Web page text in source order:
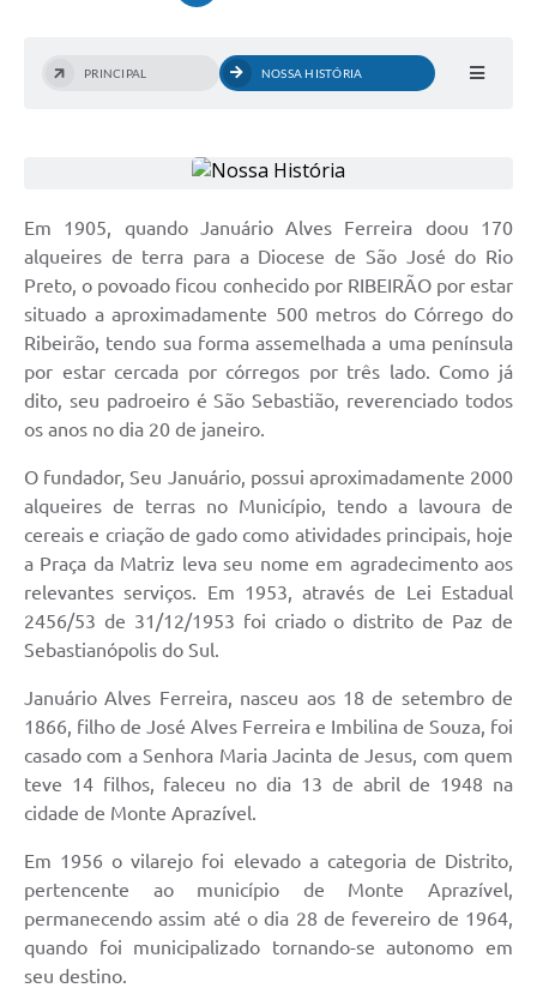
PRINCIPAL NOSSA HISTÓRIA
Em 1905, quando Januário Alves Ferreira doou 170
alqueires de terra para a Diocese de São José do Rio
Preto, o povoado ficou conhecido por RIBEIRÃO por estar
situado a aproximadamente 500 metros do Córrego do
Ribeirão, tendo sua forma assemelhada a uma península
por estar cercada por córregos por três lado. Como já
dito, seu padroeiro é São Sebastião, reverenciado todos
os anos no dia 20 de janeiro.
O fundador, Seu Januário, possui aproximadamente 2000
alqueires de terras no Município, tendo a lavoura de
cereais e criação de gado como atividades principais, hoje
a Praça da Matriz leva seu nome em agradecimento aos
relevantes serviços. Em 1953, através de Lei Estadual
2456/53 de 31/12/1953 foi criado o distrito de Paz de
Sebastianópolis do Sul.
Januário Alves Ferreira, nasceu aos 18 de setembro de
1866, filho de José Alves Ferreira e Imbilina de Souza, foi
casado com a Senhora Maria Jacinta de Jesus, com quem
teve 14 filhos, faleceu no dia 13 de abril de 1948 na
cidade de Monte Aprazível.
Em 1956 o vilarejo foi elevado a categoria de Distrito,
pertencente ao município de Monte Aprazível,
permanecendo assim até o dia 28 de fevereiro de 1964,
quando foi municipalizado tornando-se autonomo em
seu destino.